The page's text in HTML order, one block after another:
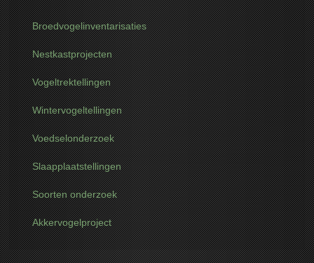
Broedvogelinventarisaties
Nestkastprojecten
Vogeltrektellingen
Wintervogeltellingen
Voedselonderzoek
Slaapplaatstellingen
Soorten onderzoek
Akkervogelproject